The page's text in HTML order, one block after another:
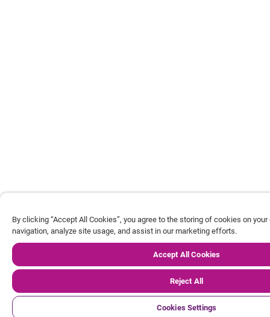
By clicking “Accept All Cookies”, you agree to the storing of cookies on
navigation, analyze site usage, and assist in our marketing efforts.
Accept All Cookies
Reject All
Cookies Settings